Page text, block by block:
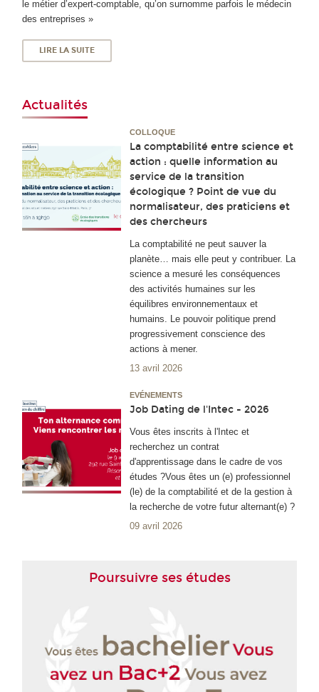
le métier d’expert-comptable, qu’on surnomme parfois le médecin
des entreprises »
LIRE LA SUITE
Actualités
COLLOQUE
La comptabilité entre science et
action : quelle information au
service de la transition
écologique ? Point de vue du
normalisateur, des praticiens et
des chercheurs
La comptabilité ne peut sauver la
planète… mais elle peut y contribuer. La
science a mesuré les conséquences
des activités humaines sur les
équilibres environnementaux et
humains. Le pouvoir politique prend
progressivement conscience des
actions à mener.
13 avril 2026
EVÉNEMENTS
Job Dating de l'Intec - 2026
Vous êtes inscrits à l'Intec et
recherchez un contrat
d'apprentissage dans le cadre de vos
études ?Vous êtes un (e) professionnel
(le) de la comptabilité et de la gestion à
la recherche de votre futur alternant(e) ?
09 avril 2026
Poursuivre ses études